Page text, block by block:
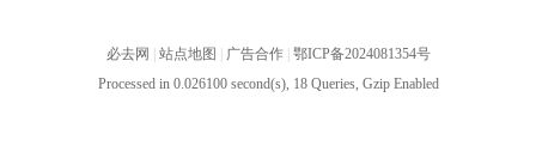
必去网 站点地图 广告合作| 鄂ICP备2024081354号
Processed in 0.026100 second(s), 18 Queries, Gzip Enabled